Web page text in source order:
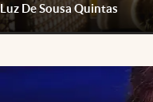
Luz De Sousa Quintas